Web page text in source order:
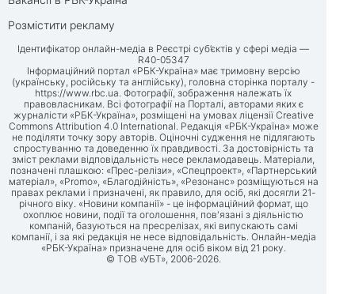
Розмістити рекламу
Ідентифікатор онлайн-медіа в Реєстрі суб’єктів у сфері медіа —
R40-05347
Інформаційний портал «РБК-Україна» має тримовну версію
(українську, російську та англійську), головна сторінка порталу -
https://www.rbc.ua. Фотографії, зображення належать їх
правовласникам. Всі фотографії на Порталі, авторами яких є
журналісти «РБК-Україна», розміщені на умовах ліцензії Creative
Commons Attribution 4.0 International. Редакція «РБК-Україна» може
не поділяти точку зору авторів. Оціночні судження не підлягають
спростуванню та доведенню їх правдивості. За достовірність та
зміст реклами відповідальність несе рекламодавець. Матеріали,
позначені плашкою: «Прес-релізи», «Спецпроект», «Партнерський
матеріал», «Promo», «Благодійність», «Резонанс» розміщуються на
правах реклами і призначені, як правило, для осіб, які досягли 21-
річного віку. «Новини компанії» - це інформаційний формат, що
охоплює новини, події та оголошення, пов'язані з діяльністю
компаній, базуються на пресрелізах, які випускають самі
компанії, і за які редакція не несе відповідальність. Онлайн-медіа
«РБК-Україна» призначене для осіб віком від 21 року.
© ТОВ «УБТ», 2006-2026.